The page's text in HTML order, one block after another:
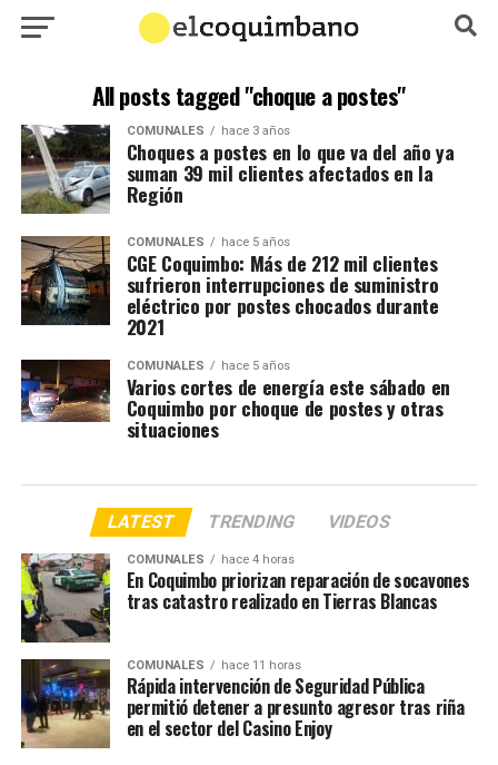
All posts tagged "choque a postes"
COMUNALES hace 3 años
Choques a postes en lo que va del año ya
suman 39 mil clientes afectados en la
Región
COMUNALES hace 5 años
CGE Coquimbo: Más de 212 mil clientes
sufrieron interrupciones de suministro
eléctrico por postes chocados durante
2021
COMUNALES hace 5 años
Varios cortes de energía este sábado en
Coquimbo por choque de postes y otras
situaciones
LATEST TRENDING VIDEOS
COMUNALES hace 4 horas
En Coquimbo priorizan reparación de socavones
tras catastro realizado en Tierras Blancas
COMUNALES hace 11 horas
Rápida intervención de Seguridad Pública
permitió detener a presunto agresor tras riña
en el sector del Casino Enjoy